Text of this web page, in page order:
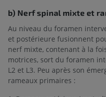
b) Nerf spinal mixte et
Au niveau du foramen
et postérieure fusionnent
nerf mixte, contenant à la
motrices, sort du foramen
L2 et L3. Peu après son
rameaux primaires :